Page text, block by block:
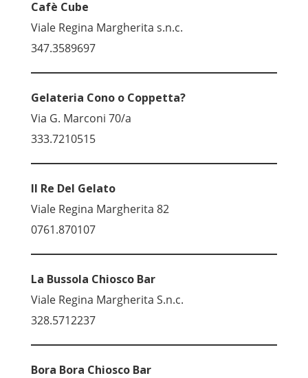
Cafè Cube
Viale Regina Margherita s.n.c.
347.3589697
Gelateria Cono o Coppetta?
Via G. Marconi 70/a
333.7210515
Il Re Del Gelato
Viale Regina Margherita 82
0761.870107
La Bussola Chiosco Bar
Viale Regina Margherita S.n.c.
328.5712237
Bora Bora Chiosco Bar